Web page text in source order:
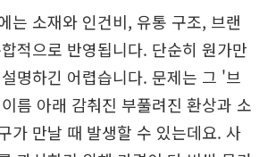
는 소재와 인건비, 유통 구조, 브랜
적으로 반영됩니다. 단순히 원가만
명하긴 어렵습니다. 문제는 그 '브
름 아래 감춰진 부풀려진 환상과 소
가 만날 때 발생할 수 있는데요. 사